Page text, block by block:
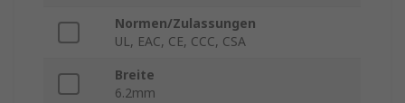
Normen/Zulassungen
UL, EAC, CE, CCC, CSA
Breite
6.2mm